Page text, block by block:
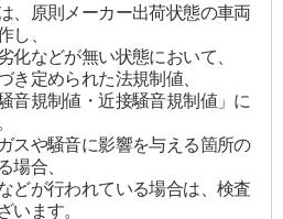
、原則メーカー出荷状態の車両
し、
化などが無い状態において、
き定められた法規制値、
音規制値・近接騒音規制値」に
スや騒音に影響を与える箇所の
場合、
どが行われている場合は、検査
います。